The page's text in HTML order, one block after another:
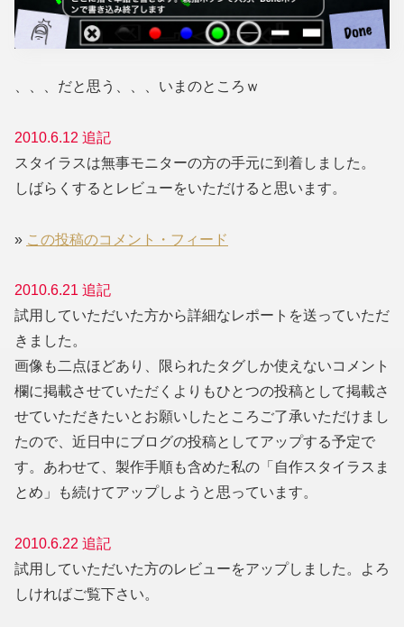
、、、だと思う、、、いまのところｗ
2010.6.12 追記
スタイラスは無事モニターの方の手元に到着しました。
しばらくするとレビューをいただけると思います。
» この投稿のコメント・フィード
2010.6.21 追記
試用していただいた方から詳細なレポートを送っていただ
きました。
画像も二点ほどあり、限られたタグしか使えないコメント
欄に掲載させていただくよりもひとつの投稿として掲載さ
せていただきたいとお願いしたところご了承いただけまし
たので、近日中にブログの投稿としてアップする予定で
す。あわせて、製作手順も含めた私の「自作スタイラスま
とめ」も続けてアップしようと思っています。
2010.6.22 追記
試用していただいた方のレビューをアップしました。よろ
しければご覧下さい。